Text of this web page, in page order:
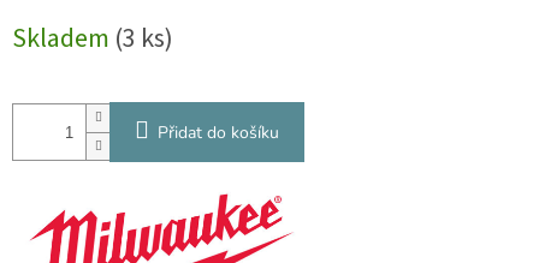
cena:
Skladem (3 ks)
Přidat do košíku